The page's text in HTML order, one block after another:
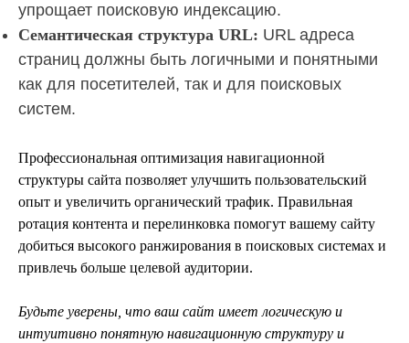
упрощает поисковую индексацию.
Семантическая структура URL: URL адреса
страниц должны быть логичными и понятными
как для посетителей, так и для поисковых
систем.
Профессиональная оптимизация навигационной
структуры сайта позволяет улучшить пользовательский
опыт и увеличить органический трафик. Правильная
ротация контента и перелинковка помогут вашему сайту
добиться высокого ранжирования в поисковых системах и
привлечь больше целевой аудитории.
Будьте уверены, что ваш сайт имеет логическую и
интуитивно понятную навигационную структуру и